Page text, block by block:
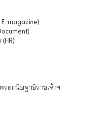
magazine)
ระกนิษฐาธิราชเจ้าฯ